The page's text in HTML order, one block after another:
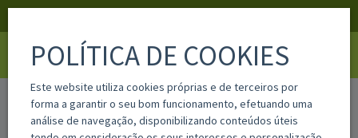
home 135a
POLÍTICA DE COOKIES
Este website utiliza cookies próprias e de terceiros por
forma a garantir o seu bom funcionamento, efetuando uma
análise de navegação, disponibilizando conteúdos úteis